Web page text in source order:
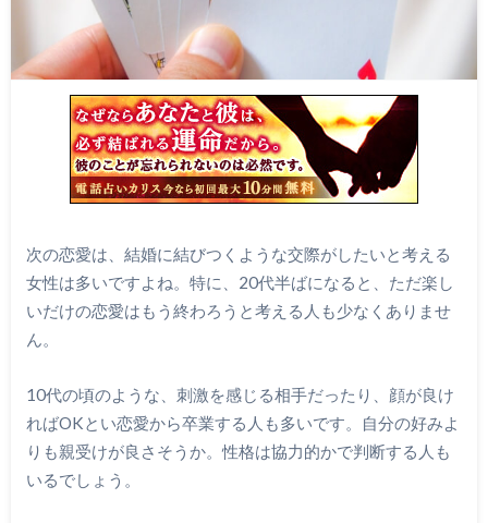
次の恋愛は、結婚に結びつくような交際がしたいと考える
女性は多いですよね。特に、20代半ばになると、ただ楽し
いだけの恋愛はもう終わろうと考える人も少なくありませ
ん。
10代の頃のような、刺激を感じる相手だったり、顔が良け
ればOKとい恋愛から卒業する人も多いです。自分の好みよ
りも親受けが良さそうか。性格は協力的かで判断する人も
いるでしょう。